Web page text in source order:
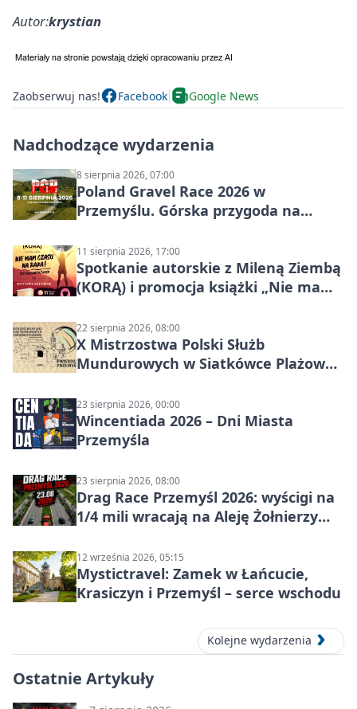
Autor:krystian
Zaobserwuj nas! Facebook Google News
Nadchodzące wydarzenia
8 sierpnia 2026, 07:00
Poland Gravel Race 2026 w
Przemyślu. Górska przygoda na
11 sierpnia 2026, 17:00
Spotkanie autorskie z Mileną Ziembą
(KORĄ) i promocja książki „Nie mam
22 sierpnia 2026, 08:00
X Mistrzostwa Polski Służb
Mundurowych w Siatkówce Plażowej
23 sierpnia 2026, 00:00
Wincentiada 2026 – Dni Miasta
Przemyśla
23 sierpnia 2026, 08:00
Drag Race Przemyśl 2026: wyścigi na
1/4 mili wracają na Aleję Żołnierzy
12 września 2026, 05:15
Mystictravel: Zamek w Łańcucie,
Krasiczyn i Przemyśl – serce wschodu
Kolejne wydarzenia
Ostatnie Artykuły